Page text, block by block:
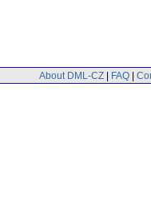
About DML-CZ | FAQ |